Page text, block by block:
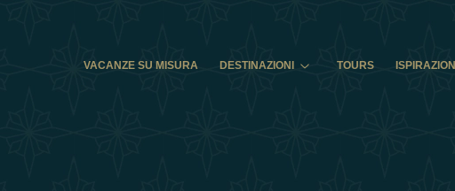
VACANZE SU MISURA
DESTINAZIONI TOURS ISPIRAZIONI